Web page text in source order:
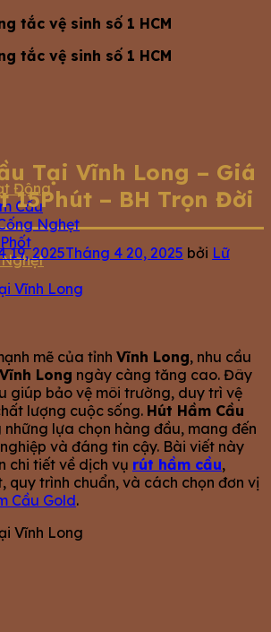
tắc vệ sinh số 1 HCM
tắc vệ sinh số 1 HCM
Động
Cầu
Nghẹt
Tại Vĩnh Long – Giá
15Phút – BH Trọn Đời
19, 2025Tháng 4 20, 2025 bởi Lữ
mẽ của tỉnh Vĩnh Long, nhu cầu
Long ngày càng tăng cao. Đây
giúp bảo vệ môi trường, duy trì vệ
lượng cuộc sống. Hút Hầm Cầu
lựa chọn hàng đầu, mang đến
và đáng tin cậy. Bài viết này
chi tiết về dịch vụ rút hầm cầu,
quy trình chuẩn, và cách chọn đơn vị
Cầu Gold.